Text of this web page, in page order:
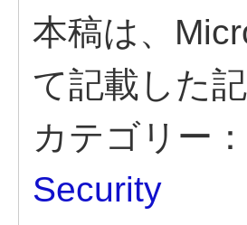
本稿は、
て記載した記
カテゴリー：
Security